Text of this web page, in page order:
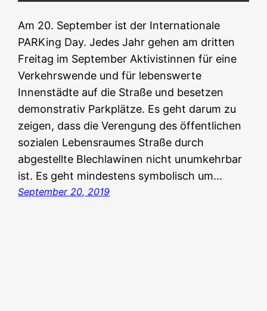
Am 20. September ist der Internationale
PARKing Day. Jedes Jahr gehen am dritten
Freitag im September Aktivistinnen für eine
Verkehrswende und für lebenswerte
Innenstädte auf die Straße und besetzen
demonstrativ Parkplätze. Es geht darum zu
zeigen, dass die Verengung des öffentlichen
sozialen Lebensraumes Straße durch
abgestellte Blechlawinen nicht unumkehrbar
ist. Es geht mindestens symbolisch um…
September 20, 2019